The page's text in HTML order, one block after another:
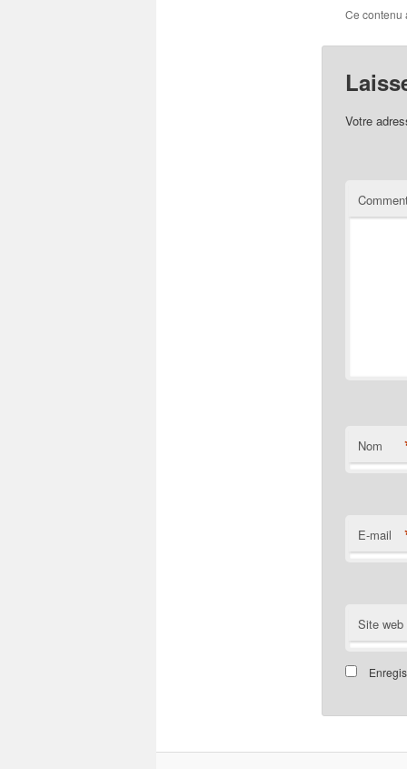
Ce contenu
Votre
Nom
E-mail
Site web